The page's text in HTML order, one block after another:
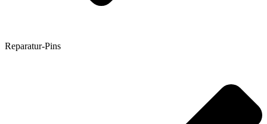
Reparatur-Pins